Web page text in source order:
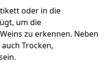
oder in die
um die
zu erkennen. Neben
Trocken,